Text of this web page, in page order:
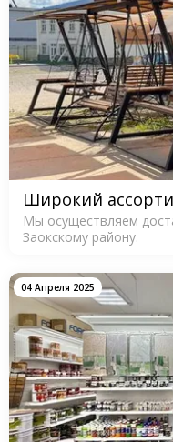
Широкий
Мы осуществляем
Заокскому району.
04 Апреля 2025